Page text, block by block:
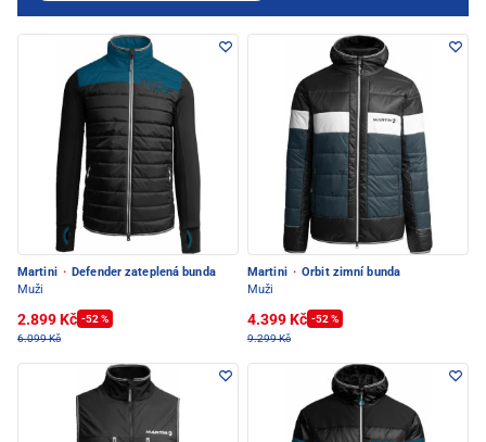
Martini · Defender zateplená bunda
Muži
2.899 Kč -52 %
6.099 Kč
Martini · Orbit zimní bunda
Muži
4.399 Kč -52 %
9.299 Kč